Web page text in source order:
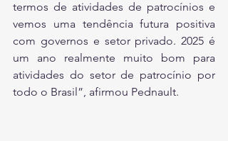
termos de atividades de patrocínios e
vemos uma tendência futura positiva
com governos e setor privado. 2025 é
um ano realmente muito bom para
atividades do setor de patrocínio por
todo o Brasil”, afirmou Pednault.